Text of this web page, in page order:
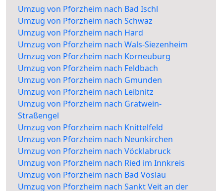
Umzug von Pforzheim nach Bad Ischl
Umzug von Pforzheim nach Schwaz
Umzug von Pforzheim nach Hard
Umzug von Pforzheim nach Wals-Siezenheim
Umzug von Pforzheim nach Korneuburg
Umzug von Pforzheim nach Feldbach
Umzug von Pforzheim nach Gmunden
Umzug von Pforzheim nach Leibnitz
Umzug von Pforzheim nach Gratwein-
Straßengel
Umzug von Pforzheim nach Knittelfeld
Umzug von Pforzheim nach Neunkirchen
Umzug von Pforzheim nach Vöcklabruck
Umzug von Pforzheim nach Ried im Innkreis
Umzug von Pforzheim nach Bad Vöslau
Umzug von Pforzheim nach Sankt Veit an der